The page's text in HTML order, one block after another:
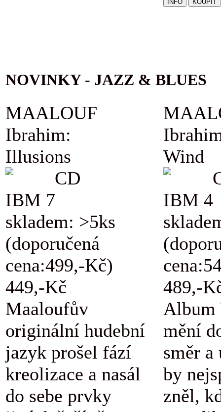
NOVINKY - JAZZ & BLUES
MAALOUF
Ibrahim:
Illusions
CD
IBM 7
skladem: >5ks
(doporučená
cena:499,-Kč)
449,-Kč
Maaloufův
originální hudební
jazyk prošel fází
kreolizace a nasál
do sebe prvky
Wind
IBM 4
489,-
Album
mění
směr a
by
zněl,